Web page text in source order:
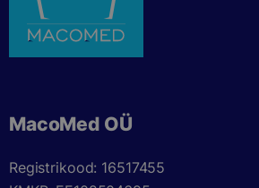
MacoMed OÜ
Registrikood: 16517455